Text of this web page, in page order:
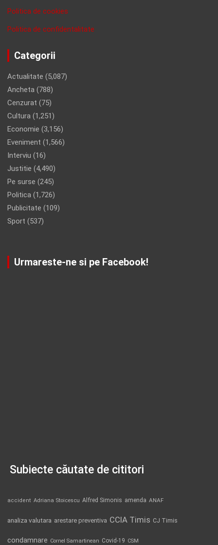
Politica de cookies
Politica de confidentalitate
Categorii
Actualitate (5,087)
Ancheta (788)
Cenzurat (75)
Cultura (1,251)
Economie (3,156)
Eveniment (1,566)
Interviu (16)
Justitie (4,490)
Pe surse (245)
Politica (1,726)
Publicitate (109)
Sport (537)
Urmareste-ne si pe Facebook!
Subiecte căutate de cititori
accident Adriana Stoicescu Alfred Simonis amenda ANAF
analiza valutara arestare preventiva CCIA Timis CJ Timis
condamnare Cornel Samartinean Covid-19 CSM